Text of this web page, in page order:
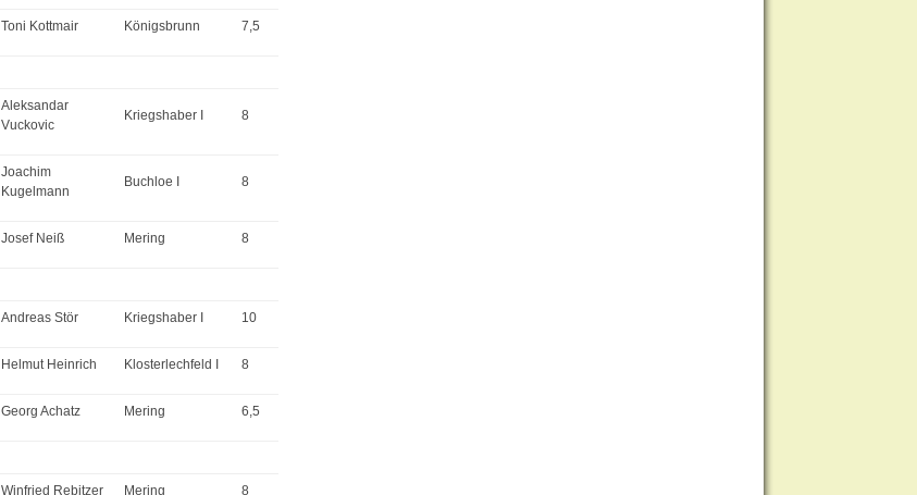
Toni Kottmair Königsbrunn 7,5
Aleksandar
Vuckovic
Kriegshaber I 8
Joachim
Kugelmann
Buchloe I 8
Josef Neiß Mering 8
Andreas Stör Kriegshaber I 10
Helmut Heinrich Klosterlechfeld I 8
Georg Achatz Mering 6,5
Winfried Rebitzer Mering 8